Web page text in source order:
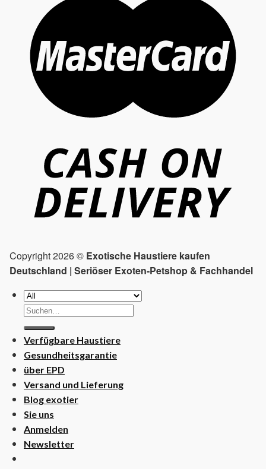
Copyright 2026 © Exotische Haustiere kaufen
Deutschland | Seriöser Exoten-Petshop & Fachhandel
Suchen
nach:
Verfügbare Haustiere
Gesundheitsgarantie
über EPD
Versand und Lieferung
Blog exotier
Sie uns
Anmelden
Newsletter